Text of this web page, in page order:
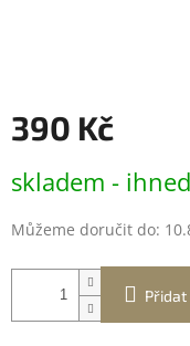
390 Kč
cena:
skladem -
Můžeme doručit do:
Přidat